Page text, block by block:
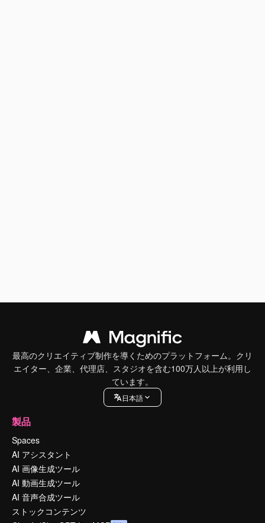
最高のクリエイティブ制作を導くためのプラットフォーム。クリ
エイター、企業、代理店、スタジオを含む100万人以上が利用し
ています。
日本語
製品
Spaces
AI アシスタント
AI 画像生成ツール
AI 動画生成ツール
AI 音声合成ツール
ストックコンテンツ